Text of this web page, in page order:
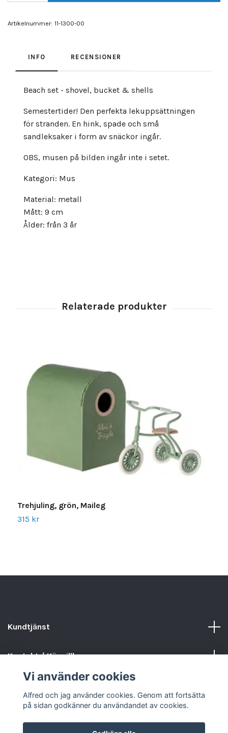
Artikelnummer: 11-1300-00
INFO RECENSIONER
Beach set - shovel, bucket & shells
Semestertider! Den perfekta lekuppsättningen
för stranden. En hink, spade och små
sandleksaker i form av snäckor ingår.
OBS, musen på bilden ingår inte i setet.
Kategori: Mus
Material: metall
Mått: 9 cm
Ålder: från 3 år
Trehjuling, grön, Maileg
315 kr
Kundtjänst
Kontakt / Köpvillkor
Vi använder cookies
Alfred och jag använder cookies. Genom att fortsätta
på sidan godkänner du användandet av cookies.